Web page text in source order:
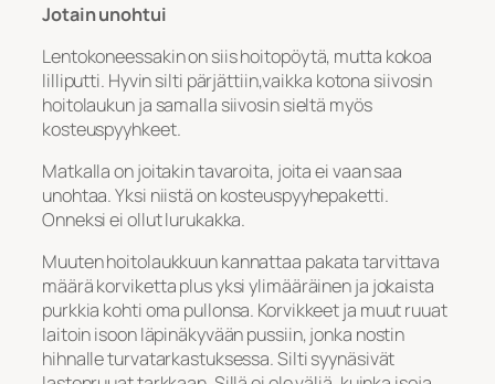
Jotain unohtui
Lentokoneessakin on siis hoitopöytä, mutta kokoa
lilliputti. Hyvin silti pärjättiin,vaikka kotona siivosin
hoitolaukun ja samalla siivosin sieltä myös
kosteuspyyhkeet.
Matkalla on joitakin tavaroita, joita ei vaan saa
unohtaa. Yksi niistä on kosteuspyyhepaketti.
Onneksi ei ollut lurukakka.
Muuten hoitolaukkuun kannattaa pakata tarvittava
määrä korviketta plus yksi ylimääräinen ja jokaista
purkkia kohti oma pullonsa. Korvikkeet ja muut ruuat
laitoin isoon läpinäkyvään pussiin, jonka nostin
hihnalle turvatarkastuksessa. Silti syynäsivät